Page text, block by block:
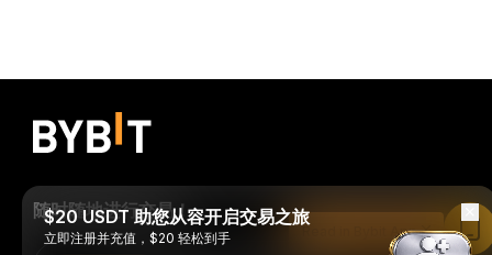
随时随地进行交易！
$20 USDT 助您从容开启交易之旅
立即注册并充值，$20 轻松到手 Read in Bybit App